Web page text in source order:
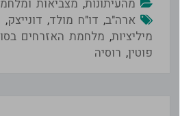
מהעיתונות, מצביאות
ארה"ב, דו"ח מולד, דונייצק,
מיליציות, מלחמת האזרחים
פוטין, רוסיה